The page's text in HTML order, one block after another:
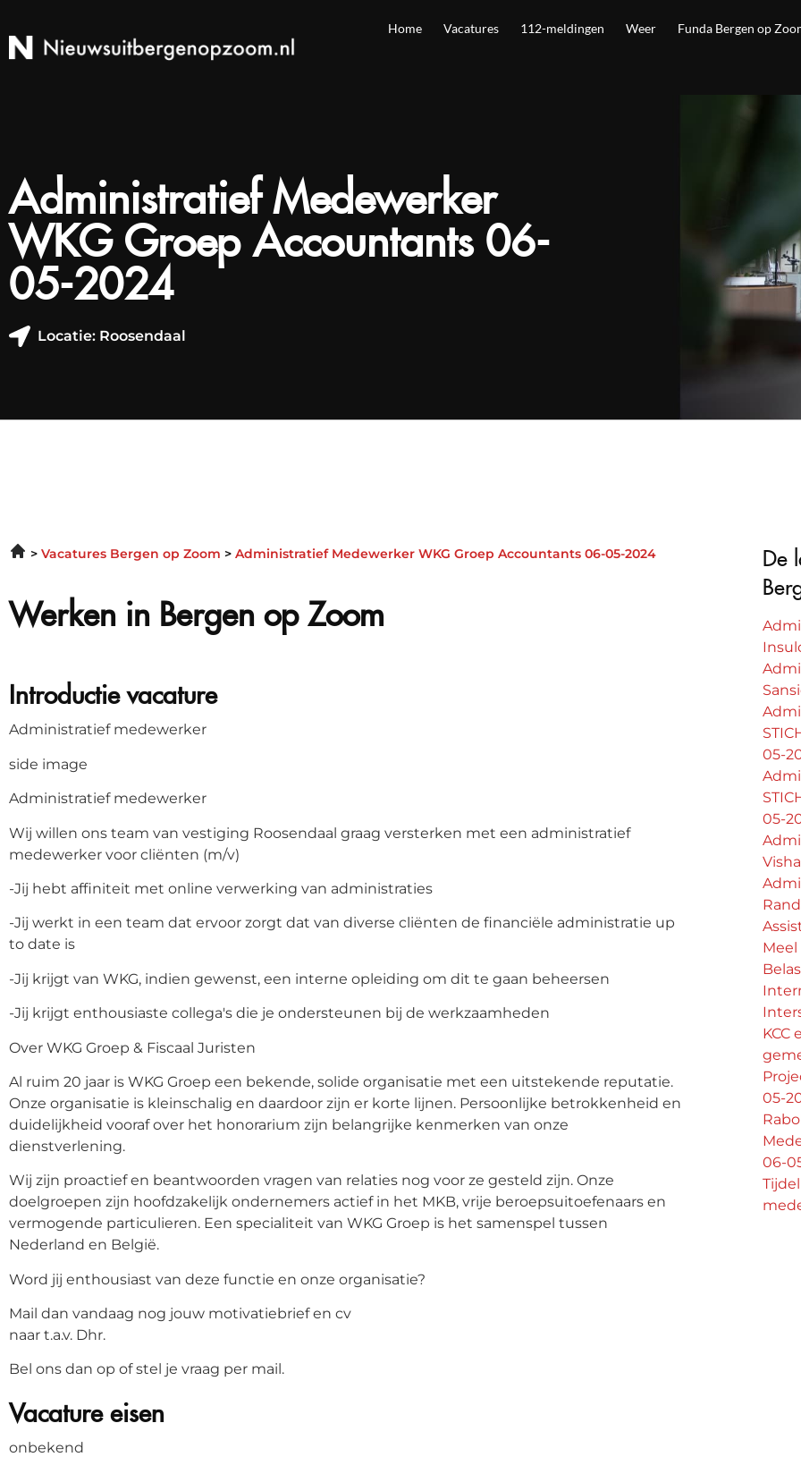
Home Vacatures 112-meldingen Weer Funda Bergen op
Administratief Medewerker
WKG Groep Accountants 06-
05-2024
Locatie: Roosendaal
Vacatures Bergen op Zoom Administratief Medewerker WKG Groep Accountants 06-05-2024
Werken in Bergen op Zoom
Introductie vacature
Administratief medewerker
side image
Administratief medewerker
Wij willen ons team van vestiging Roosendaal graag versterken met een administratief
medewerker voor cliënten (m/v)
-Jij hebt affiniteit met online verwerking van administraties
-Jij werkt in een team dat ervoor zorgt dat van diverse cliënten de financiële administratie up
to date is
-Jij krijgt van WKG, indien gewenst, een interne opleiding om dit te gaan beheersen
-Jij krijgt enthousiaste collega's die je ondersteunen bij de werkzaamheden
Over WKG Groep & Fiscaal Juristen
Al ruim 20 jaar is WKG Groep een bekende, solide organisatie met een uitstekende reputatie.
Onze organisatie is kleinschalig en daardoor zijn er korte lijnen. Persoonlijke betrokkenheid en
duidelijkheid vooraf over het honorarium zijn belangrijke kenmerken van onze
dienstverlening.
Wij zijn proactief en beantwoorden vragen van relaties nog voor ze gesteld zijn. Onze
doelgroepen zijn hoofdzakelijk ondernemers actief in het MKB, vrije beroepsuitoefenaars en
vermogende particulieren. Een specialiteit van WKG Groep is het samenspel tussen
Nederland en België.
Word jij enthousiast van deze functie en onze organisatie?
Mail dan vandaag nog jouw motivatiebrief en cv
naar t.a.v. Dhr.
Bel ons dan op of stel je vraag per mail.
Vacature eisen
onbekend
De
05-
05-
KCC
05-
06-